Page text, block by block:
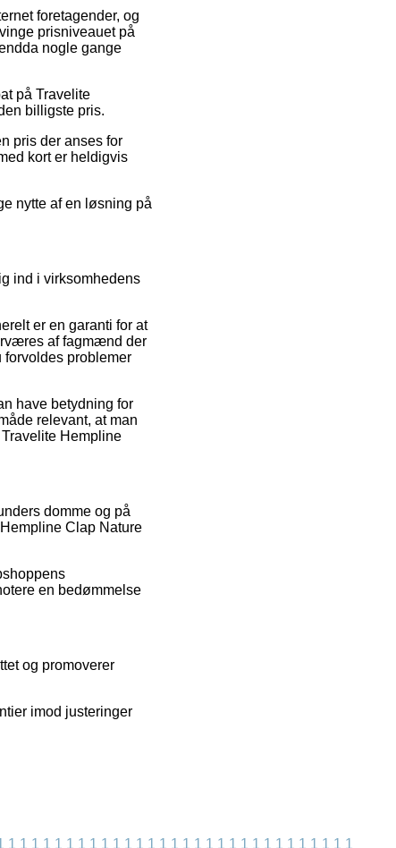
foretagender, og
prisniveauet på
nogle gange
på Travelite
billigste pris.
pris der anses for
kort er heldigvis
nytte af en løsning på
ind i virksomhedens
er en garanti for at
af fagmænd der
problemer
have betydning for
relevant, at man
Hempline
domme og på
Clap Nature
en bedømmelse
og promoverer
imod justeringer
1 1 1 1 1 1 1 1 1 1 1 1 1 1 1 1 1 1 1 1 1 1 1 1 1 1 1 1 1 1